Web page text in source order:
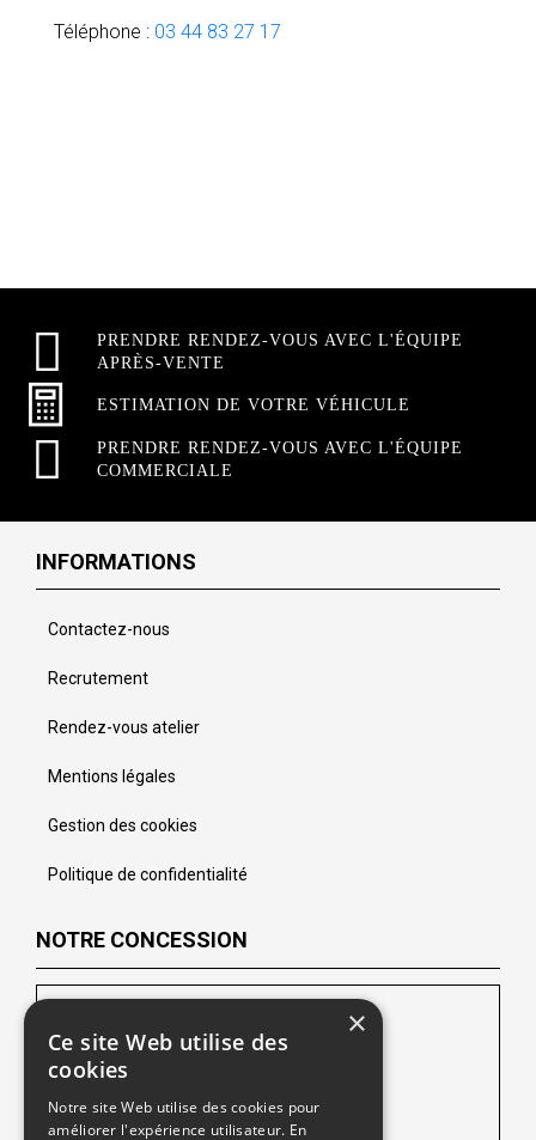
Téléphone : 03 44 83 27 17
PRENDRE RENDEZ-VOUS AVEC L'ÉQUIPE
APRÈS-VENTE
ESTIMATION DE VOTRE VÉHICULE
PRENDRE RENDEZ-VOUS AVEC L'ÉQUIPE
COMMERCIALE
INFORMATIONS
Contactez-nous
Recrutement
Rendez-vous atelier
Mentions légales
Gestion des cookies
Politique de confidentialité
NOTRE CONCESSION
102 Route de Lille
×
Ce site Web utilise des
cookies
Notre site Web utilise des cookies pour
améliorer l'expérience utilisateur. En